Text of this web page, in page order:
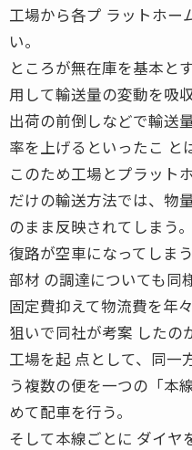
工場から各プ ラットホー
い。
ところが無在庫を基本と
用して輸送量の変動を吸
出荷の前倒しなどで輸送
率を上げるといったこ と
このため工場とプラット
だけの輸送方法では、物
のまま反映されてしまう。
復路が空車になってしま
部材 の調達についても同
固定費抑えて物流費を年
狙いで同社が考案 したの
工場を起 点として、同一
う複数の便を一つの「本
めて配車を行う。
そして本線ごとに ダイヤ